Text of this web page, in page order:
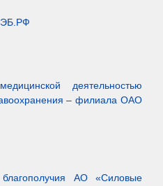
деятельностью
– филиала ОАО
АО «Силовые